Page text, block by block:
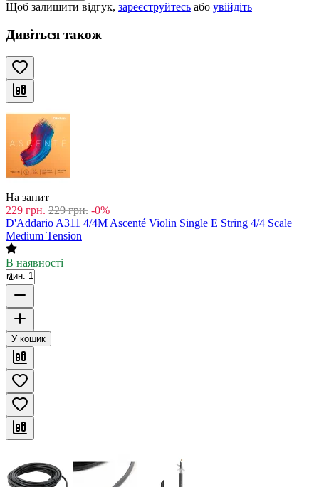
Щоб залишити відгук, зареєструйтесь або увійдіть
Дивіться також
На запит
229 грн. 229 грн. -0%
D'Addario A311 4/4M Ascenté Violin Single E String 4/4 Scale
Medium Tension
В наявності
мин. 1
У кошик